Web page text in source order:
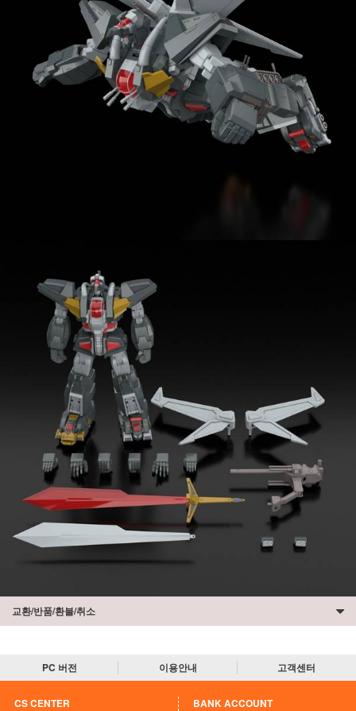
교환/반품/환불/취소
PC 버전 이용안내 고객센터
CS CENTER BANK ACCOUNT